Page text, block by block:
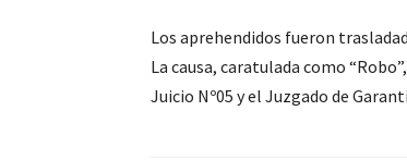
Los aprehendidos fueron
La causa, caratulada como
Juicio Nº05 y el Juzgado de